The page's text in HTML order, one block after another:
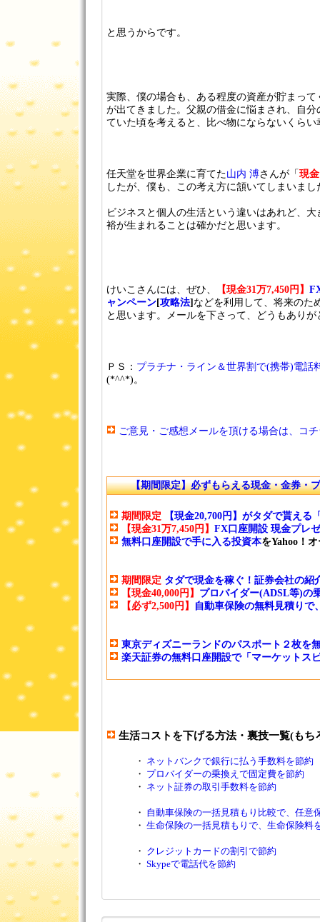
と思うからです。
実際、僕の場合も、ある程度の資産が貯まっ
が出てきました。父親の借金に悩まされ、自
ていた頃を考えると、比べ物にならないくら
任天堂を世界企業に育てた山内 溥さんが「 現
したが、僕も、この考え方に頷いてしまいまし
ビジネスと個人の生活という違いはあれど、
裕が生まれることは確かだと思います。
けいこさんには、ぜひ、 【現金31万7,450円】
ャンペーン[攻略法] などを利用して、将来のた
と思います。メールを下さって、どうもあり
ＰＳ： プラチナ・ライン＆世界割で(携帯)電話
(*^^*)。
ご意見・ご感想メールを頂ける場合は、コ
【期間限定】必ずもらえる現金・金券・
期間限定
【現金20,700円】がタダで貰え
【現金31万7,450円】 FX口座開設 現金プレ
無料口座開設で手に入る投資本をYahoo！
期間限定 タダで現金を稼ぐ！証券会社の紹
【現金40,000円】 プロバイダー(ADSL等)の
【必ず2,500円】
自動車保険の無料見積りで
東京ディズニーランドのパスポート２枚を
楽天証券の無料口座開設で「マーケットス
生活コストを下げる方法・裏技一覧(もち
・ ネットバンクで銀行に払う手数料を節約
・ プロバイダーの乗換えで固定費を節約
・ ネット証券の取引手数料を節約
・ 自動車保険の一括見積もり比較で、任意
・ 生命保険の一括見積もりで、生命保険料
・ クレジットカードの割引で節約
・ Skypeで電話代を節約